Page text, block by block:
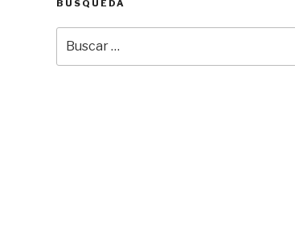
BÚSQUEDA
por: